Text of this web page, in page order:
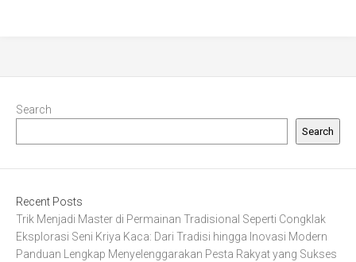
Search
Search
Recent Posts
Trik Menjadi Master di Permainan Tradisional Seperti Congklak
Eksplorasi Seni Kriya Kaca: Dari Tradisi hingga Inovasi Modern
Panduan Lengkap Menyelenggarakan Pesta Rakyat yang Sukses